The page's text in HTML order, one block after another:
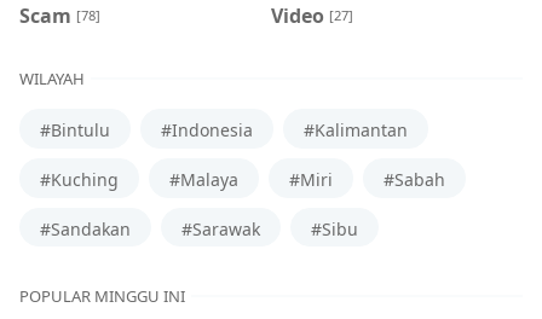
Scam [78] Video [27]
WILAYAH
#Bintulu #Indonesia #Kalimantan
#Kuching #Malaya #Miri #Sabah
#Sandakan #Sarawak #Sibu
POPULAR MINGGU INI